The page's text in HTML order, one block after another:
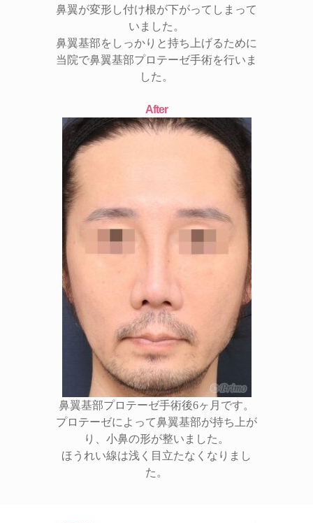
鼻翼が変形し付け根が下がってしまって
いました。
鼻翼基部をしっかりと持ち上げるために
当院で鼻翼基部プロテーゼ手術を行いま
した。
After
鼻翼基部プロテーゼ手術後6ヶ月です。
プロテーゼによって鼻翼基部が持ち上が
り、小鼻の形が整いました。
ほうれい線は浅く目立たなくなりまし
た。